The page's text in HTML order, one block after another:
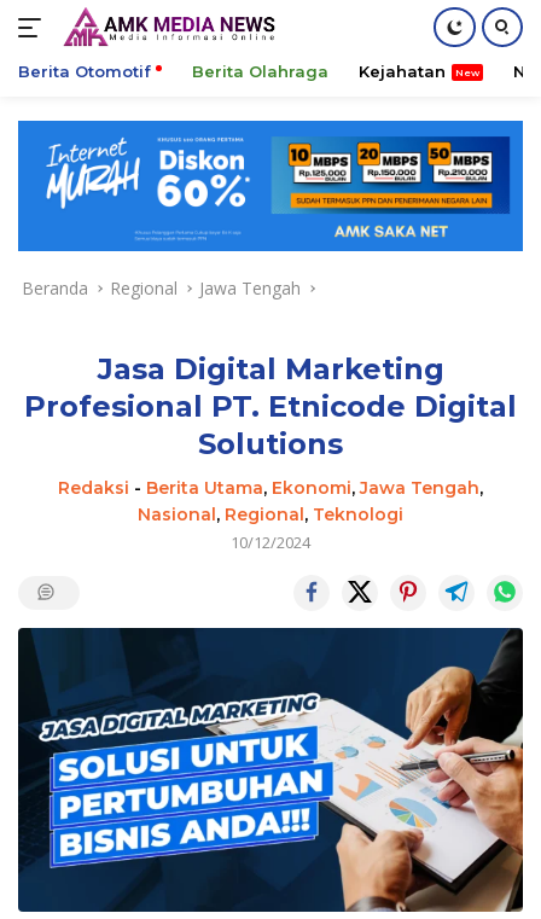
konten
Berita Otomotif Berita Olahraga Kejahatan
Beranda Regional Jawa Tengah
Jasa Digital Marketing
Profesional PT. Etnicode Digital
Solutions
Redaksi - Berita Utama, Ekonomi,Jawa Tengah,
Nasional, Regional, Teknologi
10/12/2024